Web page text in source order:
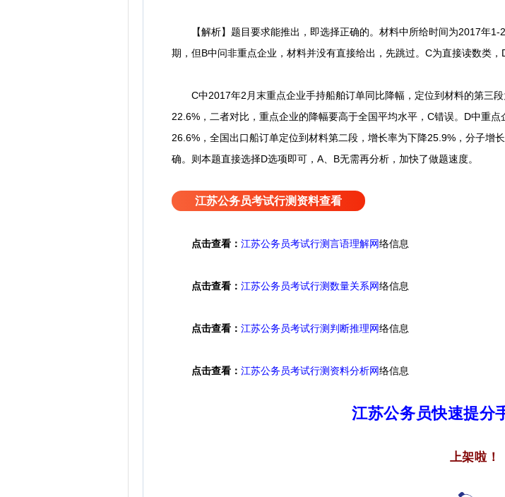
【解析】题目要求能推出，即选择正确的。材料中所给时间为2017年1-
期，但B中问非重点企业，材料并没有直接给出，先跳过。C为直接读数类，
C中2017年2月末重点企业手持船舶订单同比降幅，定位到材料的第三
22.6%，二者对比，重点企业的降幅要高于全国平均水平，C错误。D中重
26.6%，全国出口船订单定位到材料第二段，增长率为下降25.9%，分子增
确。则本题直接选择D选项即可，A、B无需再分析，加快了做题速度。
江苏公务员考试行测资料查看
点击查看： 江苏公务员考试行测言语理解网络信息
点击查看： 江苏公务员考试行测数量关系网络信息
点击查看： 江苏公务员考试行测判断推理网络信息
点击查看： 江苏公务员考试行测资料分析网络信息
江苏公务员快速提分
上架啦！